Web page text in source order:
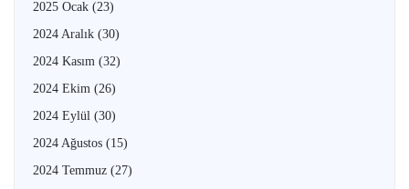
2025 Ocak (23)
2024 Aralık (30)
2024 Kasım (32)
2024 Ekim (26)
2024 Eylül (30)
2024 Ağustos (15)
2024 Temmuz (27)